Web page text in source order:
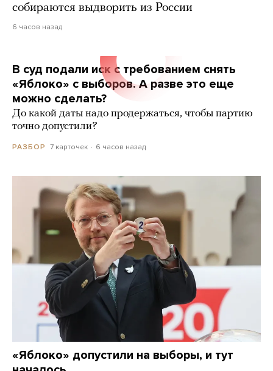
собираются выдворить из России
6 часов назад
В суд подали иск с требованием снять
«Яблоко» с выборов. А разве это еще
можно сделать?
До какой даты надо продержаться, чтобы партию
точно допустили?
РАЗБОР 7 карточек 6 часов назад
«Яблоко» допустили на выборы, и тут